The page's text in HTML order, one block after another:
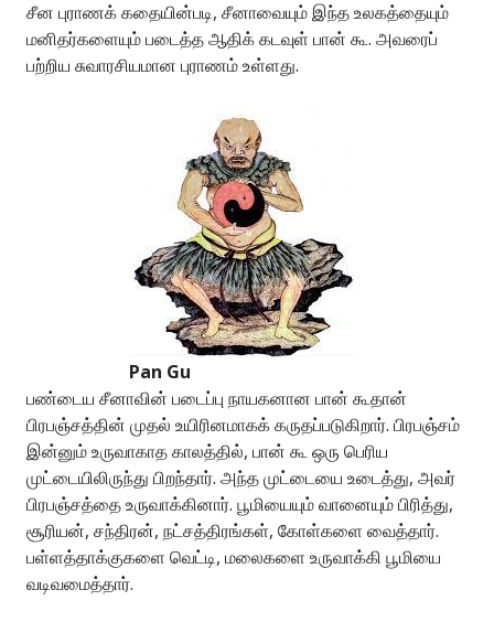
சீன புராணக் கதையின்படி, சீனாவையும் இந்த உலகத்தையும்
மனிதர்களையும் படைத்த ஆதிக் கடவுள் பான் கூ. அவரைப்
பற்றிய சுவாரசியமான புராணம் உள்ளது.
Pan Gu
பண்டைய சீனாவின் படைப்பு நாயகனான பான் கூதான்
பிரபஞ்சத்தின் முதல் உயிரினமாகக் கருதப்படுகிறார். பிரபஞ்சம்
இன்னும் உருவாகாத காலத்தில், பான் கூ ஒரு பெரிய
முட்டையிலிருந்து பிறந்தார். அந்த முட்டையை உடைத்து, அவர்
பிரபஞ்சத்தை உருவாக்கினார். பூமியையும் வானையும் பிரித்து,
சூரியன், சந்திரன், நட்சத்திரங்கள், கோள்களை வைத்தார்.
பள்ளத்தாக்குகளை வெட்டி, மலைகளை உருவாக்கி பூமியை
வடிவமைத்தார்.